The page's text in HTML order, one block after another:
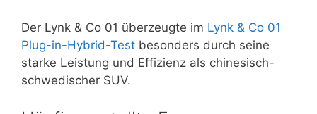
Der Lynk & Co 01 überzeugte im Lynk & Co 01
Plug-in-Hybrid-Test besonders durch seine
starke Leistung und Effizienz als chinesisch-
schwedischer SUV.